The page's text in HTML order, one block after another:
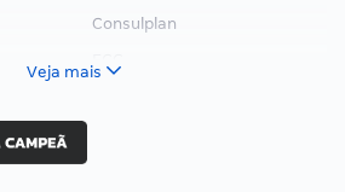
Consulplan
Veja mais